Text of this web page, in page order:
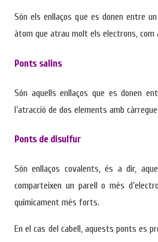
valori...
Són els enllaços que es donen entre
àtom que atrau molt els electrons, com
Ponts salins
Són aquells enllaços que es donen
l’atracció de dos elements amb
Ponts de disulfur
Són enllaços covalents, és a dir,
comparteixen un parell o més
químicament més forts.
En el cas del cabell, aquests ponts es